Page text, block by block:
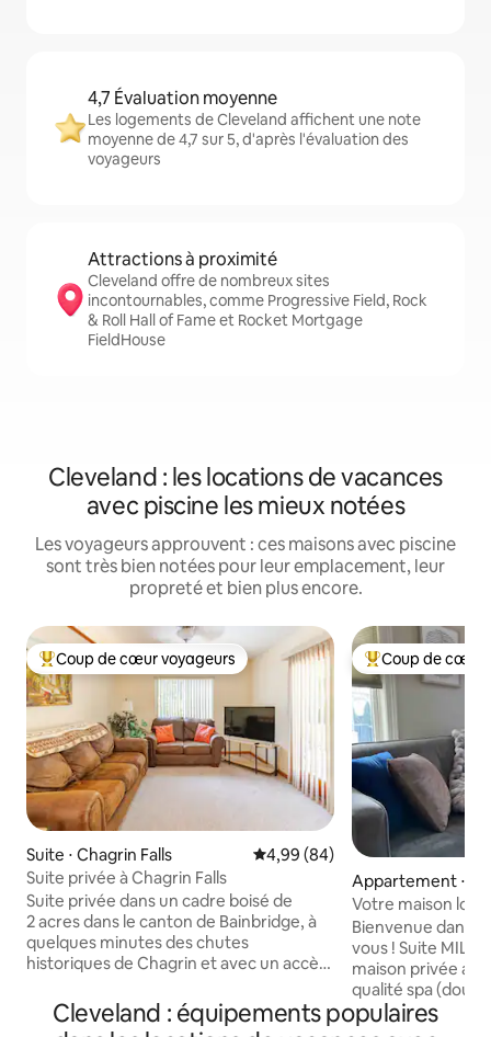
4,7 Évaluation moyenne
Les logements de Cleveland affichent une note
moyenne de 4,7 sur 5, d'après l'évaluation des
voyageurs
Attractions à proximité
Cleveland offre de nombreux sites
incontournables, comme Progressive Field, Rock
& Roll Hall of Fame et Rocket Mortgage
FieldHouse
Cleveland : les locations de vacances
avec piscine les mieux notées
Les voyageurs approuvent : ces maisons avec piscine
sont très bien notées pour leur emplacement, leur
propreté et bien plus encore.
Coups de cœur voyageurs les plus appréciés
Coup de cœur voyageurs
Suite ⋅ Chagrin Falls Évaluation moyenne sur la
4,99 (84)
Suite privée à Chagrin Falls
Suite privée dans un cadre boisé de
2 acres dans le canton de Bainbridge, à
quelques minutes des chutes
historiques de Chagrin et avec un accès
centre-ville et explorer le centre-ville de
Cleveland. La suite dispose d'une cuisine
Coups de cœur
Coup de cœur
Appartement ⋅
Votre maison loin
Bienvenue dans
vous ! Suite MIL d'une chambre dans une
maison privée
qualité spa
carrelée, avec
serviettes
Cleveland : équipements populaires